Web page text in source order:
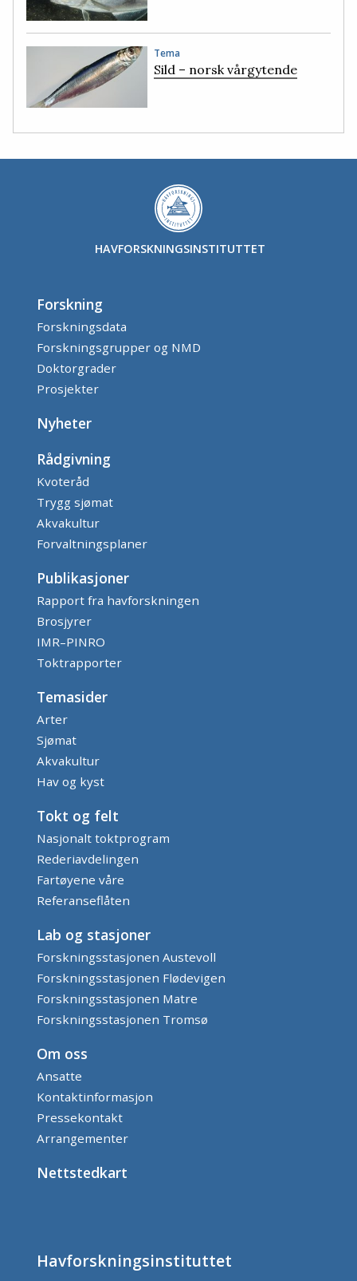
Tema
Sild – norsk vårgytende
HAVFORSKNINGSINSTITUTTET
Forskning
Forskningsdata
Forskningsgrupper og NMD
Doktorgrader
Prosjekter
Nyheter
Rådgivning
Kvoteråd
Trygg sjømat
Akvakultur
Forvaltningsplaner
Publikasjoner
Rapport fra havforskningen
Brosjyrer
IMR–PINRO
Toktrapporter
Temasider
Arter
Sjømat
Akvakultur
Hav og kyst
Tokt og felt
Nasjonalt toktprogram
Rederiavdelingen
Fartøyene våre
Referanseflåten
Lab og stasjoner
Forskningsstasjonen Austevoll
Forskningsstasjonen Flødevigen
Forskningsstasjonen Matre
Forskningsstasjonen Tromsø
Om oss
Ansatte
Kontaktinformasjon
Pressekontakt
Arrangementer
Nettstedkart
Havforskningsinstituttet